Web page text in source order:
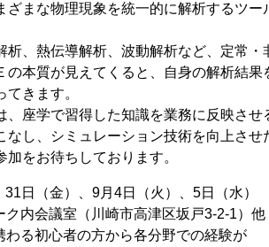
ざまな物理現象を統一的に解析するツ
、熱伝導解析、波動解析など、定常
本質が見えてくると、自身の解析結
きます。
座学で習得した知識を業務に反映させ
し、シミュレーション技術を向上させ
をお待ちしております。
（金）、9月4日（火）、5日（水）
会議室（川崎市高津区坂戸3-2-1）他
る初心者の方から各分野での経験が